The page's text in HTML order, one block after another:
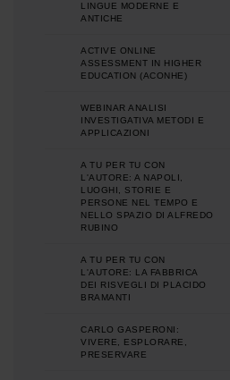
LINGUE MODERNE E
ANTICHE
ACTIVE ONLINE
ASSESSMENT IN HIGHER
EDUCATION (ACONHE)
WEBINAR ANALISI
INVESTIGATIVA METODI E
APPLICAZIONI
A TU PER TU CON
L'AUTORE: A NAPOLI,
LUOGHI, STORIE E
PERSONE NEL TEMPO E
NELLO SPAZIO DI ALFREDO
RUBINO
A TU PER TU CON
L'AUTORE: LA FABBRICA
DEI RISVEGLI DI PLACIDO
BRAMANTI
CARLO GASPERONI:
VIVERE, ESPLORARE,
PRESERVARE